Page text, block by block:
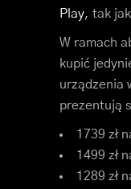
Play, tak
W ramach
kupić
urządzenia
prezentują
1739 zł
1499 zł
1289 zł